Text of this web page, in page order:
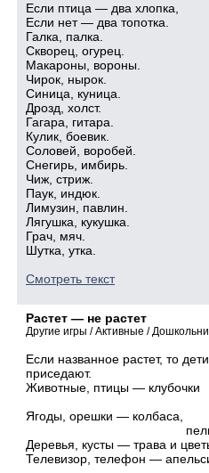
Если птица — два хлопка,
Если нет — два топотка.
Галка, палка.
Скворец, огурец.
Макароны, вороны.
Чирок, нырок.
Синица, куница.
Дрозд, холст.
Гагара, гитара.
Кулик, боевик.
Соловей, воробей.
Снегирь, имбирь.
Чиж, стриж.
Паук, индюк.
Лимузин, павлин.
Лягушка, кукушка.
Грач, мяч.
Шутка, утка.
Смотреть текст
Растет — не растет
Другие игры / Активные /
Если названное растет, то
приседают.
Животные, птицы — клубочки
Ягоды, орешки — колбаса,
Деревья, кусты — трава и
Телевизор, телефон —